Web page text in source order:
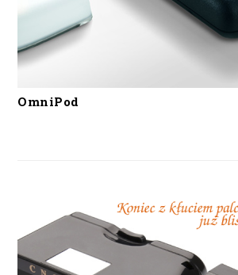
OmniPod